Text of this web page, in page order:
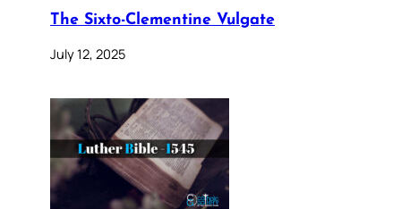
The Sixto-Clementine Vulgate
July 12, 2025